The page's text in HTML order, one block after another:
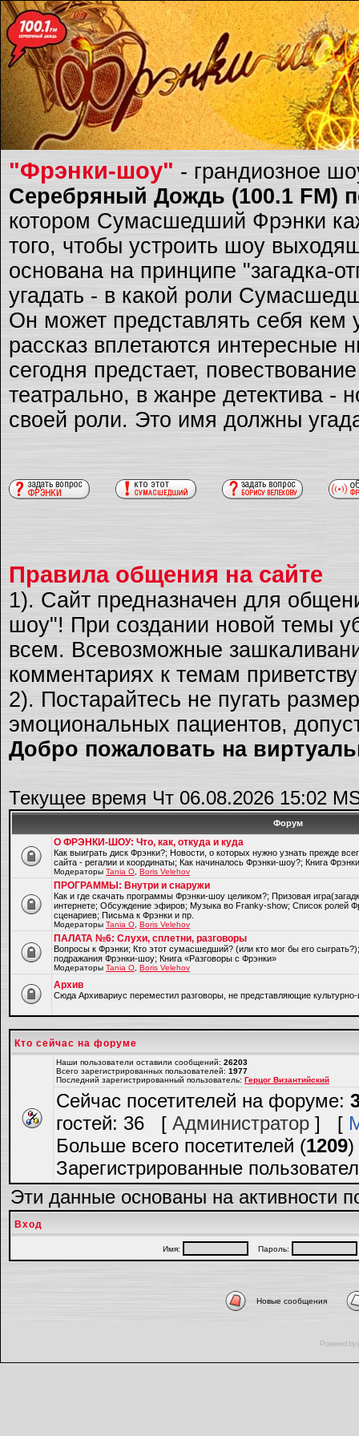
"Фрэнки-шоу" - грандиозное
Серебряный Дождь (100.1 FM)
котором Сумасшедший Фрэнки
того, чтобы устроить шоу
основана на принципе "загадка-
угадать - в какой роли
Он может представлять себя
рассказ вплетаются интересные
сегодня предстает,
театрально, в жанре детектива -
своей роли. Это имя должны
Правила общения на сайте
1). Сайт предназначен для
шоу"! При создании новой темы
всем. Всевозможные
комментариях к темам
2). Постарайтесь не пугать
эмоциональных пациентов,
Добро пожаловать на
Текущее время Чт 06.08.2026 15:02
Форум
О ФРЭНКИ-ШОУ: Что, как, откуда и куда
Как выиграть диск Фрэнки?; Новости, о которых нужно узнать прежде
сайта - регалии и координаты; Как начиналось Фрэнки-шоу?; Книга
Модераторы Tania O Boris Velehov
ПРОГРАММЫ: Внутри и снаружи
Как и где скачать программы Фрэнки-шоу целиком?; Призовая
интернете; Обсуждение эфиров; Музыка во Franky-show; Список ролей
сценариев; Письма к Фрэнки и пр.
Модераторы Tania O Boris Velehov
ПАЛАТА №6: Слухи, сплетни, разговоры
Вопросы к Фрэнки; Кто этот сумасшедший? (или кто мог бы его
подражания Фрэнки-шоу; Книга «Разговоры с Фрэнки»
Модераторы Tania O Boris Velehov
Архив
Cюда Архивариус переместил разговоры, не представляющие культурно-
Кто сейчас на форуме
Наши пользователи оставили сообщений: 26203
Всего зарегистрированных пользователей: 1977
Последний зарегистрированный пользователь: Герцог Византийский
Сейчас посетителей на форуме:
гостей: 36 [ Администратор ] [
Больше всего посетителей (1209)
Зарегистрированные
Эти данные основаны на активности
Вход
Имя: Пароль:
Новые сообщения
Powered by